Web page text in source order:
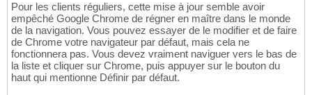
Pour les clients réguliers, cette mise à jour semble avoir
empêché Google Chrome de régner en maître dans le monde
de la navigation. Vous pouvez essayer de le modifier et de faire
de Chrome votre navigateur par défaut, mais cela ne
fonctionnera pas. Vous devez vraiment naviguer vers le bas de
la liste et cliquer sur Chrome, puis appuyer sur le bouton du
haut qui mentionne Définir par défaut.